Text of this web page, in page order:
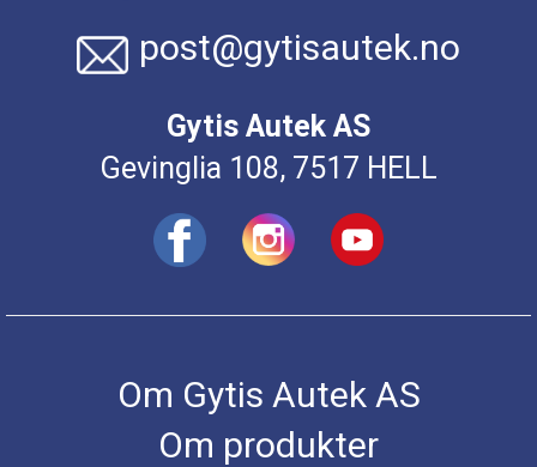
post@gytisautek.no
Gytis Autek AS
Gevinglia 108, 7517 HELL
Om Gytis Autek AS
Om produkter